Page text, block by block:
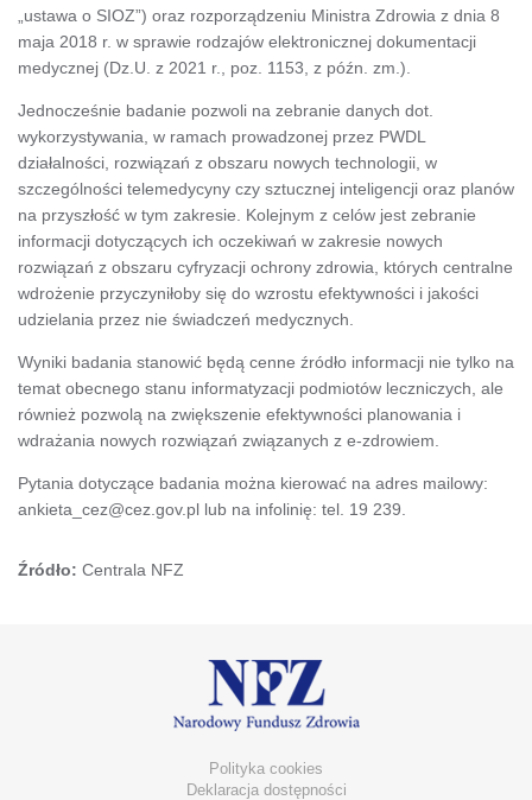
„ustawa o SIOZ”) oraz rozporządzeniu Ministra Zdrowia z dnia 8
maja 2018 r. w sprawie rodzajów elektronicznej dokumentacji
medycznej (Dz.U. z 2021 r., poz. 1153, z późn. zm.).
Jednocześnie badanie pozwoli na zebranie danych dot.
wykorzystywania, w ramach prowadzonej przez PWDL
działalności, rozwiązań z obszaru nowych technologii, w
szczególności telemedycyny czy sztucznej inteligencji oraz planów
na przyszłość w tym zakresie. Kolejnym z celów jest zebranie
informacji dotyczących ich oczekiwań w zakresie nowych
rozwiązań z obszaru cyfryzacji ochrony zdrowia, których centralne
wdrożenie przyczyniłoby się do wzrostu efektywności i jakości
udzielania przez nie świadczeń medycznych.
Wyniki badania stanowić będą cenne źródło informacji nie tylko na
temat obecnego stanu informatyzacji podmiotów leczniczych, ale
również pozwolą na zwiększenie efektywności planowania i
wdrażania nowych rozwiązań związanych z e-zdrowiem.
Pytania dotyczące badania można kierować na adres mailowy:
ankieta_cez@cez.gov.pl lub na infolinię: tel. 19 239.
Źródło: Centrala NFZ
Polityka cookies
Deklaracja dostępności